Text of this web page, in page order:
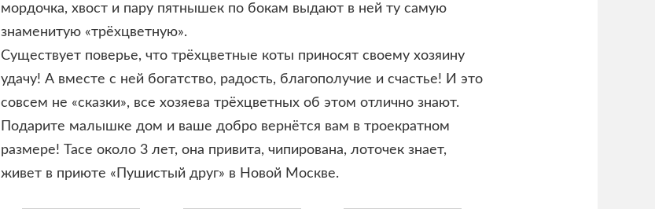
мордочка, хвост и пару пятнышек по бокам выдают в ней ту самую
знаменитую «трёхцветную».
Существует поверье, что трёхцветные коты приносят своему хозяину
удачу! А вместе с ней богатство, радость, благополучие и счастье! И это
совсем не «сказки», все хозяева трёхцветных об этом отлично знают.
Подарите малышке дом и ваше добро вернётся вам в троекратном
размере! Тасе около 3 лет, она привита, чипирована, лоточек знает,
живет в приюте «Пушистый друг» в Новой Москве.